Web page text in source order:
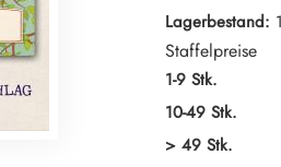
Lagerbestand:
Staffelpreise
1-9 Stk.
10-49 Stk.
> 49 Stk.